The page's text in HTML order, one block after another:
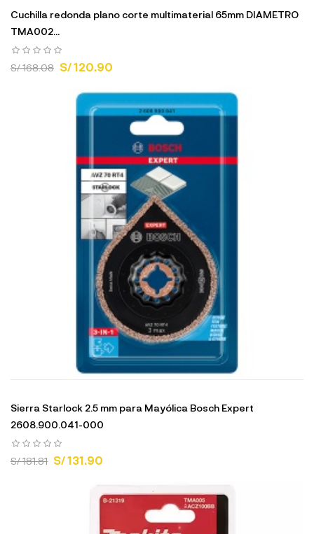
Cuchilla redonda plano corte multimaterial 65mm DIAMETRO
TMA002...
S/ 168.08 S/ 120.90
Sierra Starlock 2.5 mm para Mayólica Bosch Expert
2608.900.041-000
S/ 181.81 S/ 131.90